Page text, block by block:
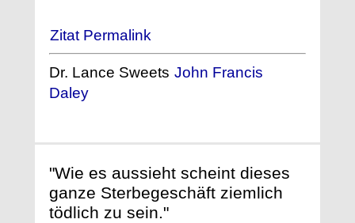
Zitat Permalink
Dr. Lance Sweets John Francis
Daley
"Wie es aussieht scheint dieses
ganze Sterbegeschäft ziemlich
tödlich zu sein."